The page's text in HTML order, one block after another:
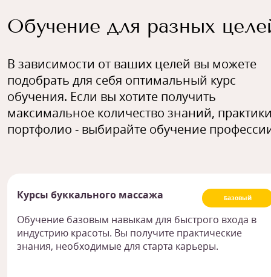
Обучение для разных
В зависимости от ваших целей вы можете
подобрать для себя оптимальный курс
обучения. Если вы хотите получить
максимальное количество знаний,
портфолио - выбирайте обучение
Базовый
Курсы буккального массажа
Обучение базовым навыкам для быстрого входа в
индустрию красоты. Вы получите практические
знания, необходимые для старта карьеры.